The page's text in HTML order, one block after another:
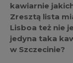
kawiarnie
Zresztą lista
Lisboa też nie
jedyna taka
w Szczecinie?